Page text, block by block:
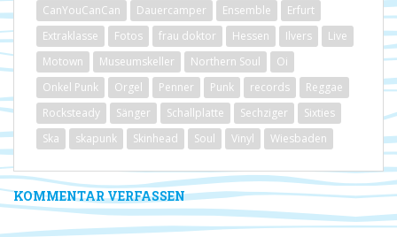
CanYouCanCan
Dauercamper Ensemble
Erfurt
Extraklasse
Fotos frau doktor Hessen Ilvers
Live
Motown
Museumskeller Northern Soul
Oi
Onkel Punk
Orgel Penner Punk records
Reggae
Rocksteady
Sänger Schallplatte Sechziger
Sixties
Ska
skapunk Skinhead Soul Vinyl Wiesbaden
KOMMENTAR VERFASSEN